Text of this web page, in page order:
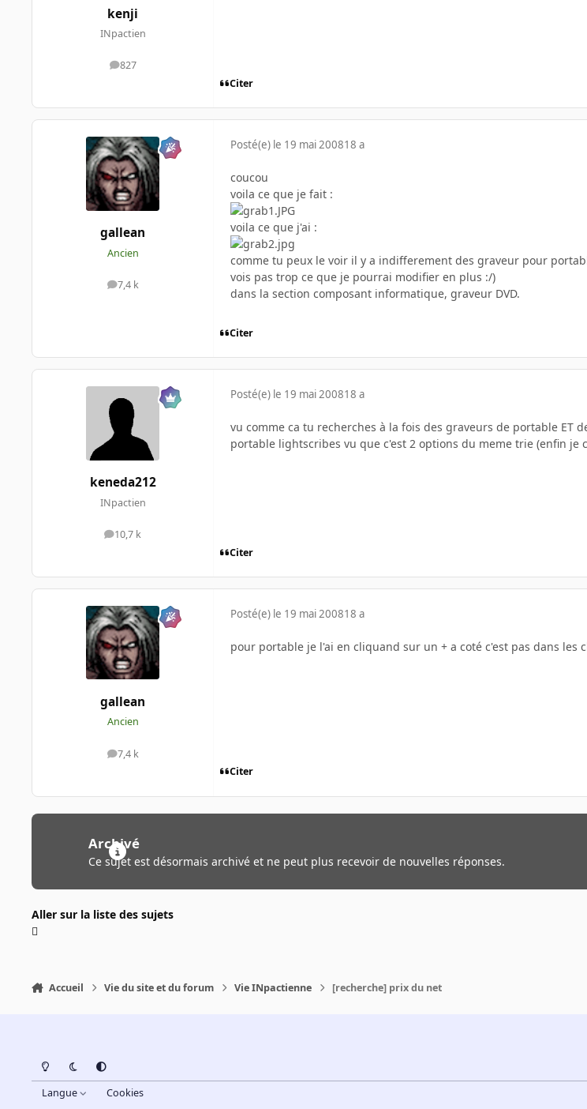
kenji
INpactien
827
messages
Citer
gallean
Ancien
7,4 k
messages
Posté(e) le 19 mai 200818 a
coucou
voila ce que je fait :
voila ce que j'ai :
comme tu peux le voir il y a indifferement des graveur pour
vois pas trop ce que je pourrai modifier en plus :/)
dans la section composant informatique, graveur DVD.
Citer
keneda212
INpactien
10,7 k
messages
Posté(e) le 19 mai 200818 a
vu comme ca tu recherches à la fois des graveurs de portable ET
portable lightscribes vu que c'est 2 options du meme trie (enfin je
Citer
gallean
Ancien
7,4 k
messages
Posté(e) le 19 mai 200818 a
pour portable je l'ai en cliquand sur un + a coté c'est pas dans
Citer
Archivé
Ce sujet est désormais archivé et ne peut plus recevoir de nouvelles réponses.
Aller sur la liste des sujets
Accueil Vie du site et du forum Vie INpactienne [recherche] prix du net
Light ModeDark ModeSystem Preference
Langue Cookies